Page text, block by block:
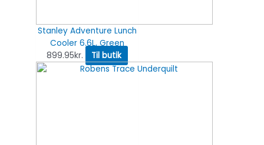
Stanley Adventure Lunch
Cooler 6.6L, Green
899.95kr. Til butik